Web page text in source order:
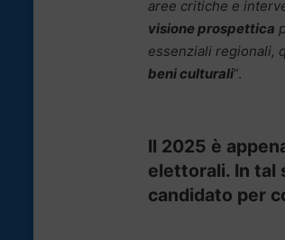
aree critiche e
visione prospettica
essenziali regionali,
beni culturali“.
Il 2025 è
elettorali. In tal
candidato per